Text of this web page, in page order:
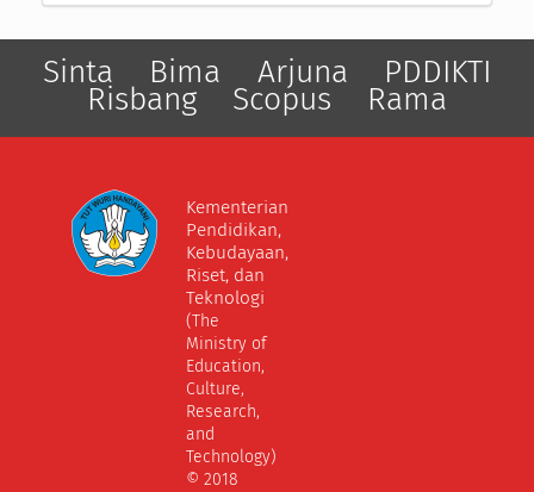
Sinta Bima Arjuna PDDIKTI
Risbang Scopus Rama
Kementerian
Pendidikan,
Kebudayaan,
Riset, dan
Teknologi
(The
Ministry of
Education,
Culture,
Research,
and
Technology)
© 2018